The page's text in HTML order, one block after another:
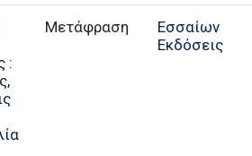
:
Μετάφραση
Εσσαίων
Εκδόσεις